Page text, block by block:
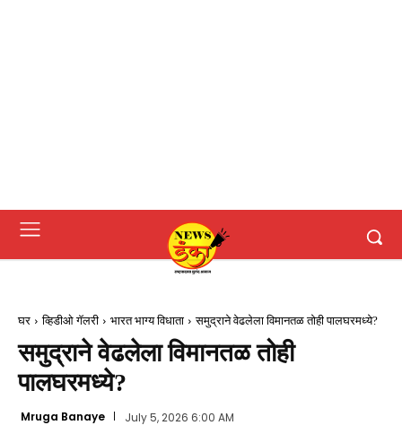
घर व्हिडीओ गॅलरी भारत भाग्य विधाता समुद्राने वेढलेला विमानतळ तोही पालघरमध्ये?
समुद्राने वेढलेला विमानतळ तोही
पालघरमध्ये?
Mruga Banaye July 5, 2026 6:00 AM